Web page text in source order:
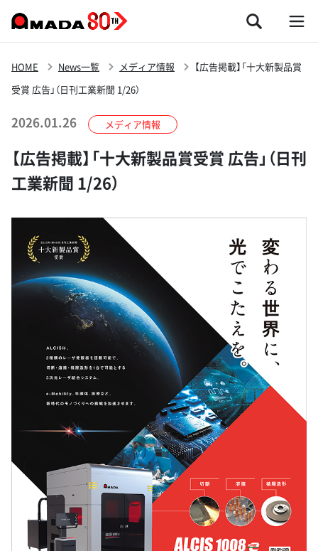
HOME News一覧 メディア情報
【広告掲載】「十大新製品賞
受賞 広告」（日刊工業新聞 1/26）
2026.01.26 メディア情報
【広告掲載】「十大新製品賞受賞 広告」（日刊
工業新聞 1/26）